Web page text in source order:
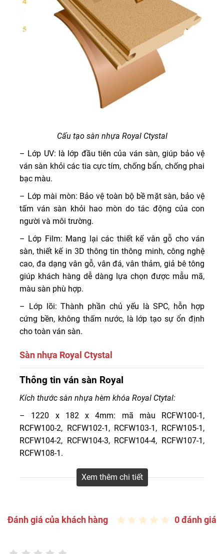
Cấu tạo sàn nhựa Royal Ctystal
– Lớp UV: là lớp đầu tiên của ván sàn, giúp bảo vệ
ván sàn khỏi các tia cực tím, chống bẩn, chống phai
bạc màu.
– Lớp mài mòn: Bảo vệ toàn bộ bề mặt sàn, bảo vệ
tấm ván sàn khỏi hao mòn do tác động của con
người và môi trường.
– Lớp Film: Mang lại các thiết kế vân gỗ cho ván
sàn, thiết kế in 3D thông tin thông minh, công nghệ
cao, đa dạng vân gỗ, vân đá, vân thảm, giả bê tông
giúp khách hàng dễ dàng lựa chọn được mẫu mã,
màu sàn phù hợp.
– Lớp lõi: Thành phần chủ yếu là SPC, hỗn hợp
cứng bền, không thấm nước, là lớp tạo sự ổn định
cho toàn ván sàn.
Sàn nhựa Royal Ctystal
Sàn nhựa Royal Ctystal được sản xuất tại Việt Nam.
phẩm của họ nằm trong mức trung bình tốt, phù hợp với
mọi khách hàng Việt Nam.
Thông tin ván sàn Royal
Kích thước sàn nhựa hèm khóa Royal Ctytal:
– 1220 x 182 x 4mm: mã màu RCFW100-1,
RCFW100-2, RCFW102-1, RCFW103-1, RCFW105-1,
RCFW104-2, RCFW104-3, RCFW104-4, RCFW107-1,
RCFW108-1.
Quy cách: 1 hộp = 10 tấm = 2,81m2
– 1220 x 230 x 4.2mm: mã màu RCFW103-1,
Quy cách: 1 hộp = 8 tấm = 1,78m2
RCFW104-1, RCFW106-1, RCFW109-1.
Xem thêm chi tiết
Đánh giá của khách hàng 0 đánh giá